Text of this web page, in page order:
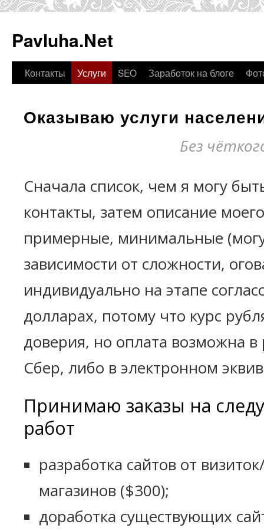
Pavluha.Net
Контакты Услуги SEO Заработок на блоге
Оказываю услуги
Без
Сначала список, чем я могу
контакты, затем описание
примерные, минимальные
зависимости от сложности,
индивидуально на этапе
долларах, потому что курс
доверия, но оплата возможна в
Сбер, либо в электронном
Принимаю заказы на
работ
разработка сайтов от
магазинов ($300);
доработка существующих